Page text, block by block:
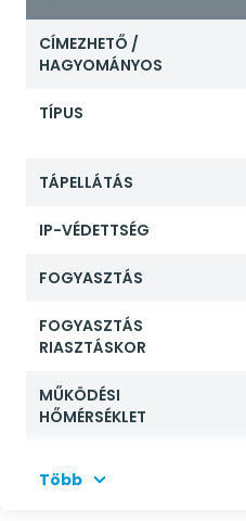
CÍMEZHETŐ /
HAGYOMÁNYOS
TÍPUS
TÁPELLÁTÁS
IP-VÉDETTSÉG
FOGYASZTÁS
FOGYASZTÁS
RIASZTÁSKOR
MŰKÖDÉSI
HŐMÉRSÉKLET
Több